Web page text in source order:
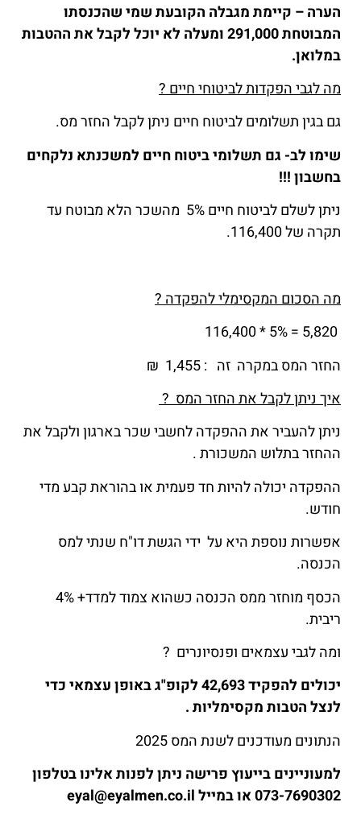
הערה – קיימת מגבלה הקובעת שמי שהכנסתו
המבוטחת 291,000 ומעלה לא יוכל לקבל את ההטבות
במלואן.
מה לגבי הפקדות לביטוחי חיים ?
גם בגין תשלומים לביטוח חיים ניתן לקבל החזר מס.
שימו לב- גם תשלומי ביטוח חיים למשכנתא נלקחים
בחשבון !!!
ניתן לשלם לביטוח חיים 5% מהשכר הלא מבוטח עד
תקרה של 116,400.
מה הסכום המקסימלי להפקדה ?
החזר המס במקרה זה : 1,455 ₪
איך ניתן לקבל את החזר המס ?
ניתן להעביר את ההפקדה לחשבי שכר בארגון ולקבל את
ההחזר בתלוש המשכורת .
ההפקדה יכולה להיות חד פעמית או בהוראת קבע מדי
חודש.
אפשרות נוספת היא על ידי הגשת דו"ח שנתי למס
הכנסה.
הכסף מוחזר ממס הכנסה כשהוא צמוד למדד+ 4%
ריבית.
ומה לגבי עצמאים ופנסיונרים ?
יכולים להפקיד 42,693 לקופ"ג באופן עצמאי כדי
לנצל הטבות מקסימליות .
הנתונים מעודכנים לשנת המס 2025
למעוניינים בייעוץ פרישה ניתן לפנות אלינו בטלפון
073-7690302 או במייל eyal@eyalmen.co.il